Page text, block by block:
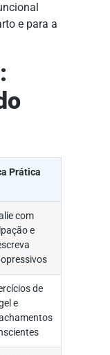
e para a
Prática
com
e
de
e